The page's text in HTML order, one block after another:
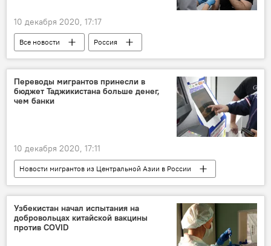
10 декабря 2020, 17:17
Все новости
Россия
Здравоохранение
Коронавирус: опасное заболевание в России и мире
Переводы мигрантов принесли в
бюджет Таджикистана больше денег,
чем банки
10 декабря 2020, 17:11
Новости мигрантов из Центральной Азии в России
Все новости
Экономика
Миграция
денежные переводы
Таджикистан
Узбекистан начал испытания на
добровольцах китайской вакцины
против COVID